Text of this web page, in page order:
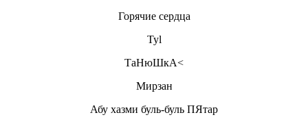
Горячие сердца
Tyl
ТаНюШкА<
Мирзан
Абу хазми буль-буль ПЯтар